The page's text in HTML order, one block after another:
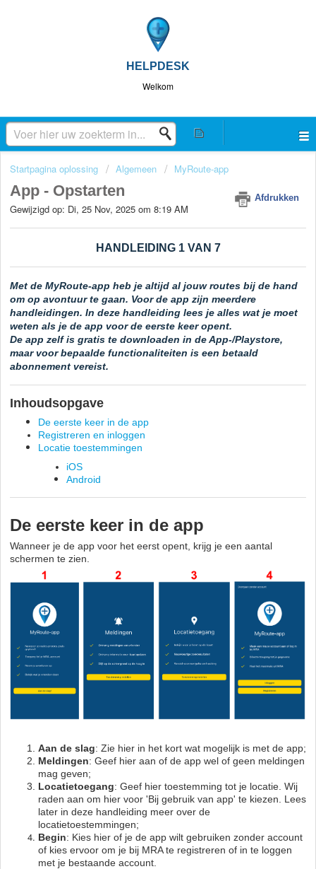
HELPDESK
Welkom
Startpagina oplossing Algemeen MyRoute-app
App - Opstarten Afdrukken
Gewijzigd op: Di, 25 Nov, 2025 om 8:19 AM
HANDLEIDING 1 VAN 7
Met de MyRoute-app heb je altijd al jouw routes bij de hand
om op avontuur te gaan. Voor de app zijn meerdere
handleidingen. In deze handleiding lees je alles wat je moet
weten als je de app voor de eerste keer opent.
De app zelf is gratis te downloaden in de App-/Playstore,
maar voor bepaalde functionaliteiten is een betaald
abonnement vereist.
Inhoudsopgave
De eerste keer in de app
Registreren en inloggen
Locatie toestemmingen
iOS
Android
De eerste keer in de app
Wanneer je de app voor het eerst opent, krijg je een aantal
schermen te zien.
Aan de slag: Zie hier in het kort wat mogelijk is met de app;
Meldingen: Geef hier aan of de app wel of geen meldingen
mag geven;
Locatietoegang: Geef hier toestemming tot je locatie. Wij
raden aan om hier voor 'Bij gebruik van app' te kiezen. Lees
later in deze handleiding meer over de
locatietoestemmingen;
Begin: Kies hier of je de app wilt gebruiken zonder account
of kies ervoor om je bij MRA te registreren of in te loggen
met je bestaande account.